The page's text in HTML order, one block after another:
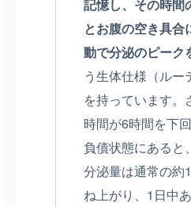
記憶し、その時間
とお腹の空き具合
動で分泌のピーク
う生体仕様（ルー
を持っています。
時間が6時間を下
負債状態にあると
分泌量は通常の約
ね上がり、1日中